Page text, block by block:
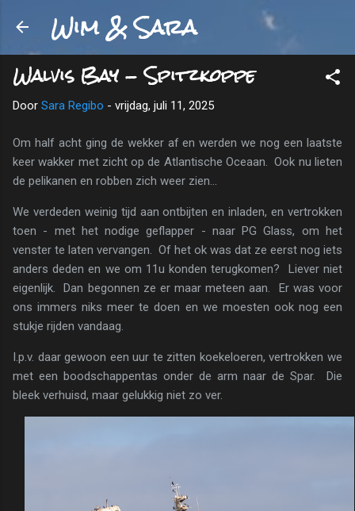
Doorgaan naar hoofdcontent
Wim & Sara
Walvis Bay - Spitzkoppe
Door Sara Regibo - vrijdag, juli 11, 2025
Om half acht ging de wekker af en werden we nog een laatste
keer wakker met zicht op de Atlantische Oceaan. Ook nu lieten
de pelikanen en robben zich weer zien...
We verdeden weinig tijd aan ontbijten en inladen, en vertrokken
toen - met het nodige geflapper - naar PG Glass, om het
venster te laten vervangen. Of het ok was dat ze eerst nog iets
anders deden en we om 11u konden terugkomen? Liever niet
eigenlijk. Dan begonnen ze er maar meteen aan. Er was voor
ons immers niks meer te doen en we moesten ook nog een
stukje rijden vandaag.
I.p.v. daar gewoon een uur te zitten koekeloeren, vertrokken we
met een boodschappentas onder de arm naar de Spar. Die
bleek verhuisd, maar gelukkig niet zo ver.